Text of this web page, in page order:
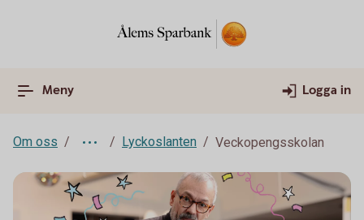
Meny Logga in
Om oss Lyckoslanten Veckopengsskolan